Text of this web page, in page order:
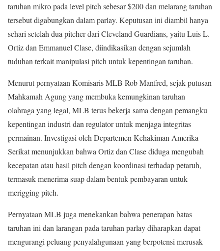
taruhan mikro pada level pitch sebesar $200 dan melarang taruhan
tersebut digabungkan dalam parlay. Keputusan ini diambil hanya
sehari setelah dua pitcher dari Cleveland Guardians, yaitu Luis L.
Ortiz dan Emmanuel Clase, diindikasikan dengan sejumlah
tuduhan terkait manipulasi pitch untuk kepentingan taruhan.
Menurut pernyataan Komisaris MLB Rob Manfred, sejak putusan
Mahkamah Agung yang membuka kemungkinan taruhan
olahraga yang legal, MLB terus bekerja sama dengan pemangku
kepentingan industri dan regulator untuk menjaga integritas
permainan. Investigasi oleh Departemen Kehakiman Amerika
Serikat menunjukkan bahwa Ortiz dan Clase diduga mengubah
kecepatan atau hasil pitch dengan koordinasi terhadap petaruh,
termasuk menerima suap dalam bentuk pembayaran untuk
merigging pitch.
Pernyataan MLB juga menekankan bahwa penerapan batas
taruhan ini dan larangan pada taruhan parlay diharapkan dapat
mengurangi peluang penyalahgunaan yang berpotensi merusak